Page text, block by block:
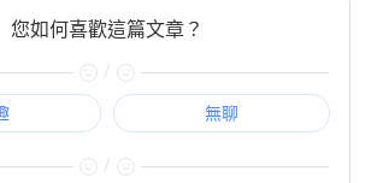
您如何喜歡這篇文章？
/
無聊
/